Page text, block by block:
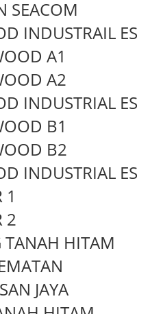
SEACOM
INDUSTRAIL
A1
A2
INDUSTRIAL
B1
B2
INDUSTRIAL
1
2
TANAH HITAM
JAYA